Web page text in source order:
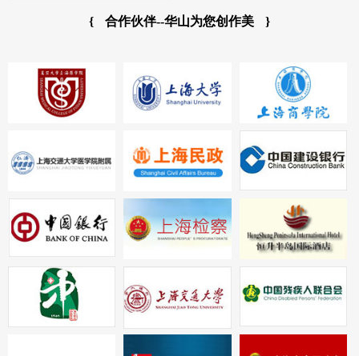
{ 合作伙伴--华山为您创作美 }